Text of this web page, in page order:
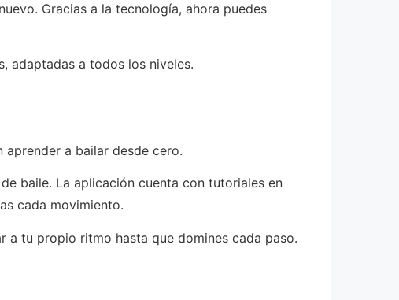
Gracias a la tecnología, ahora puedes
adaptadas a todos los niveles.
aprender a bailar desde cero.
baile. La aplicación cuenta con tutoriales en
cada movimiento.
a tu propio ritmo hasta que domines cada paso.